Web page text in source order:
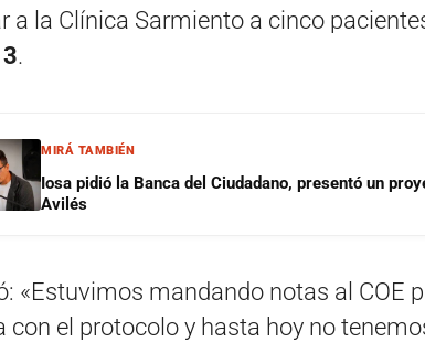
a la Clínica Sarmiento a cinco
.
MIRÁ TAMBIÉN
Iosa pidió la Banca del Ciudadano, presentó un
Avilés
«Estuvimos mandando notas al COE
con el protocolo y hasta hoy no